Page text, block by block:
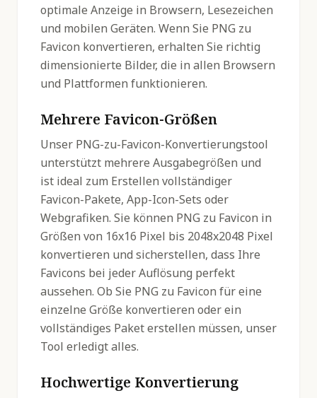
optimale Anzeige in Browsern, Lesezeichen
und mobilen Geräten. Wenn Sie PNG zu
Favicon konvertieren, erhalten Sie richtig
dimensionierte Bilder, die in allen Browsern
und Plattformen funktionieren.
Mehrere Favicon-Größen
Unser PNG-zu-Favicon-Konvertierungstool
unterstützt mehrere Ausgabegrößen und
ist ideal zum Erstellen vollständiger
Favicon-Pakete, App-Icon-Sets oder
Webgrafiken. Sie können PNG zu Favicon in
Größen von 16x16 Pixel bis 2048x2048 Pixel
konvertieren und sicherstellen, dass Ihre
Favicons bei jeder Auflösung perfekt
aussehen. Ob Sie PNG zu Favicon für eine
einzelne Größe konvertieren oder ein
vollständiges Paket erstellen müssen, unser
Tool erledigt alles.
Hochwertige Konvertierung